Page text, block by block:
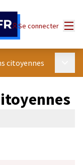
Se connecter
citoyennes